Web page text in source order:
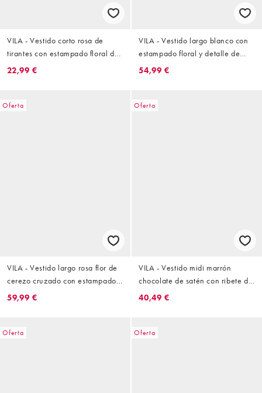
VILA - Vestido corto rosa de
tirantes con estampado floral de
tejido liso
22,99 €
VILA - Vestido largo blanco con
estampado floral y detalle de
volantes de encaje enrejado
54,99 €
Oferta
VILA - Vestido largo rosa flor de
cerezo cruzado con estampado
floral y detalle de volante de
59,99 €
Oferta
VILA - Vestido midi marrón
chocolate de satén con ribete de
encaje
40,49 €
Oferta Oferta